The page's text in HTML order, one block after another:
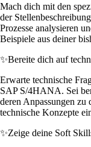
Mach dich mit den
der
Prozesse analysieren
Beispiele aus deiner
✨Bereite dich auf
Erwarte technische
SAP S/4HANA. Sei
deren Anpassungen
technische Konzepte
✨Zeige deine Soft